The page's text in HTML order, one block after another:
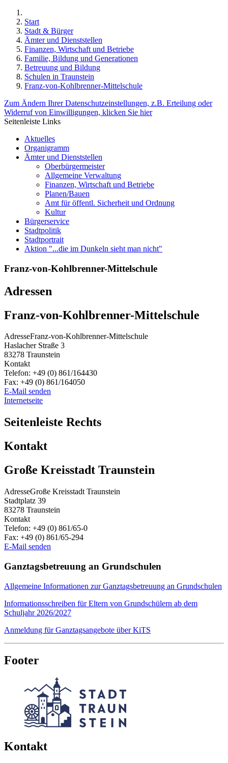
Start
Stadt & Bürger
Ämter und Dienststellen
Finanzen, Wirtschaft und Betriebe
Familie, Bildung und Generationen
Betreuung und Bildung
Schulen in Traunstein
Franz-von-Kohlbrenner-Mittelschule
Zum Ändern Ihrer Datenschutzeinstellungen, z.B. Erteilung oder
Widerruf von Einwilligungen, klicken Sie hier
Seitenleiste Links
Aktuelles
Organigramm
Ämter und Dienststellen
Oberbürgermeister
Allgemeine Verwaltung
Finanzen, Wirtschaft und Betriebe
Planen/Bauen
Amt für öffentl. Sicherheit und Ordnung
Kultur
Bürgerservice
Stadtpolitik
Stadtportrait
Aktion "...die im Dunkeln sieht man nicht"
Franz-von-Kohlbrenner-Mittelschule
Adressen
Franz-von-Kohlbrenner-Mittelschule
AdresseFranz-von-Kohlbrenner-Mittelschule
Haslacher Straße 3
83278 Traunstein
Kontakt
Telefon: +49 (0) 861/164430
Fax: +49 (0) 861/164050
E-Mail senden
Internetseite
Seitenleiste Rechts
Kontakt
Große Kreisstadt Traunstein
AdresseGroße Kreisstadt Traunstein
Stadtplatz 39
83278 Traunstein
Kontakt
Telefon: +49 (0) 861/65-0
Fax: +49 (0) 861/65-294
E-Mail senden
Ganztagsbetreuung an Grundschulen
Allgemeine Informationen zur Ganztagsbetreuung an Grundschulen
Informationsschreiben für Eltern von Grundschülern ab dem
Schuljahr 2026/2027
Anmeldung für Ganztagsangebote über KiTS
Footer
Kontakt